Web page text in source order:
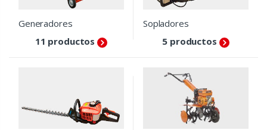
Generadores
11 productos
Sopladores
5 productos